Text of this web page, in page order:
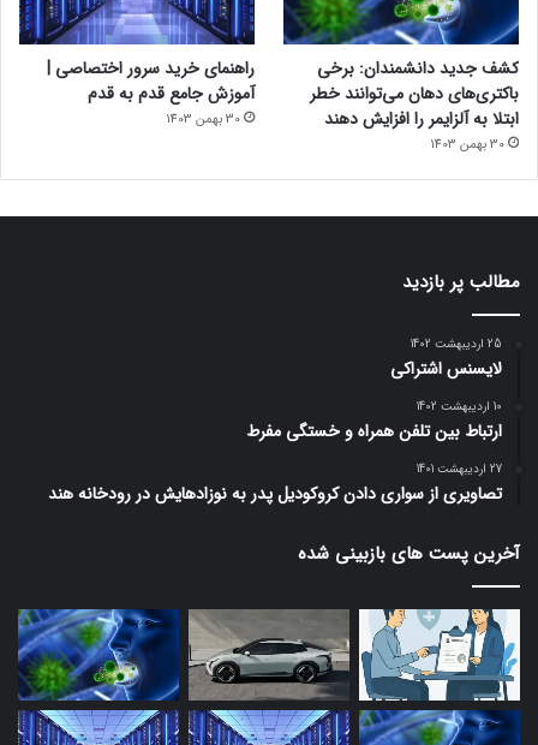
کشف جدید دانشمندان: برخی
باکتری‌های دهان می‌توانند خطر
ابتلا به آلزایمر را افزایش دهند
30 بهمن 1403
راهنمای خرید سرور اختصاصی |
آموزش جامع قدم به قدم
30 بهمن 1403
مطالب پر بازدید
25 اردیبهشت 1402
لایسنس اشتراکی
10 اردیبهشت 1402
ارتباط بین تلفن همراه و خستگی مفرط
27 اردیبهشت 1401
تصاویری از سواری دادن کروکودیل پدر به نوزادهایش در رودخانه هند
آخرین پست های بازبینی شده